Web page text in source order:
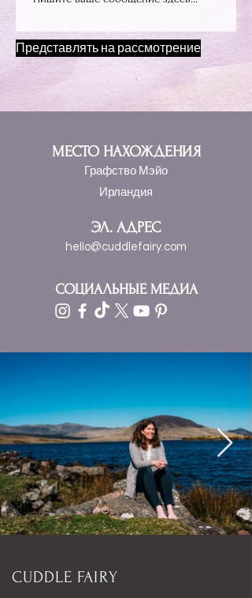
Представлять на рассмотрение
МЕСТО НАХОЖДЕНИЯ
Графство Мэйо
Ирландия
ЭЛ. АДРЕС
hello@cuddlefairy.com
СОЦИАЛЬНЫЕ МЕДИА
CUDDLE FAIRY